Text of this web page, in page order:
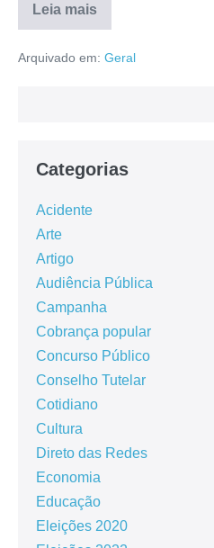
Leia mais
Arquivado em: Geral
Categorias
Acidente
Arte
Artigo
Audiência Pública
Campanha
Cobrança popular
Concurso Público
Conselho Tutelar
Cotidiano
Cultura
Direto das Redes
Economia
Educação
Eleições 2020